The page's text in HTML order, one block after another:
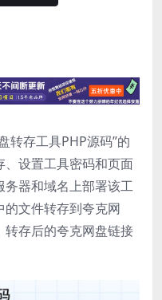
转存工具PHP源码”的
设置工具密码和页面
器和域名上部署该工
文件转存到夸克网
转存后的夸克网盘链接